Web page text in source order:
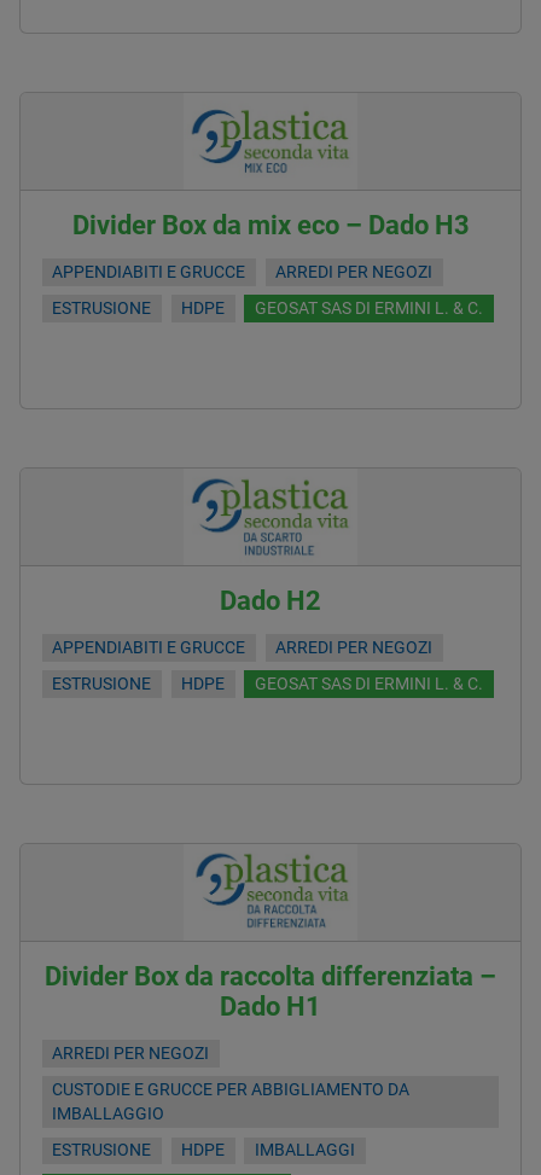
Divider Box da mix eco – Dado H3
APPENDIABITI E GRUCCE
ARREDI PER NEGOZI
ESTRUSIONE
HDPE GEOSAT SAS DI ERMINI L. & C.
Dado H2
APPENDIABITI E GRUCCE
ARREDI PER NEGOZI
ESTRUSIONE
HDPE GEOSAT SAS DI ERMINI L. & C.
Divider Box da raccolta differenziata –
Dado H1
ARREDI PER NEGOZI
CUSTODIE E GRUCCE PER ABBIGLIAMENTO DA
IMBALLAGGIO
ESTRUSIONE
HDPE
IMBALLAGGI